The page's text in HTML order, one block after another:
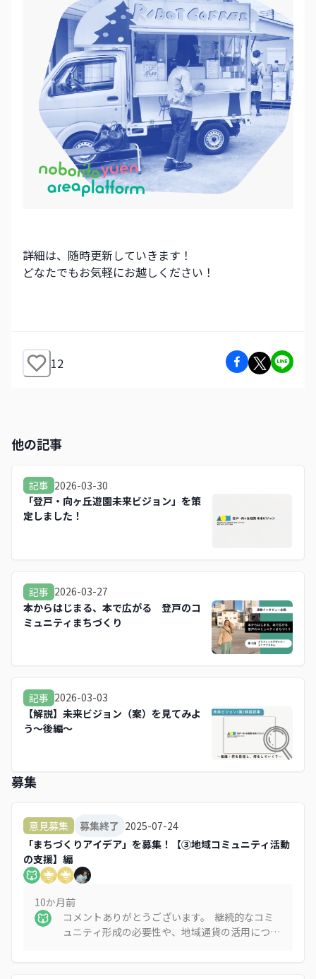
詳細は、随時更新していきます！
どなたでもお気軽にお越しください！
12
他の記事
記事 2026-03-30
「登戸・向ヶ丘遊園未来ビジョン」を策
定しました！
記事 2026-03-27
本からはじまる、本で広がる 登戸のコ
ミュニティまちづくり
記事 2026-03-03
【解説】未来ビジョン（案）を見てみよ
う～後編～
募集
意見募集 募集終了 2025-07-24
「まちづくりアイデア」を募集！【③地域コミュニティ活動
の支援】編
10か月前
コメントありがとうございます。 継続的なコミ
ュニティ形成の必要性や、地域通貨の活用につい